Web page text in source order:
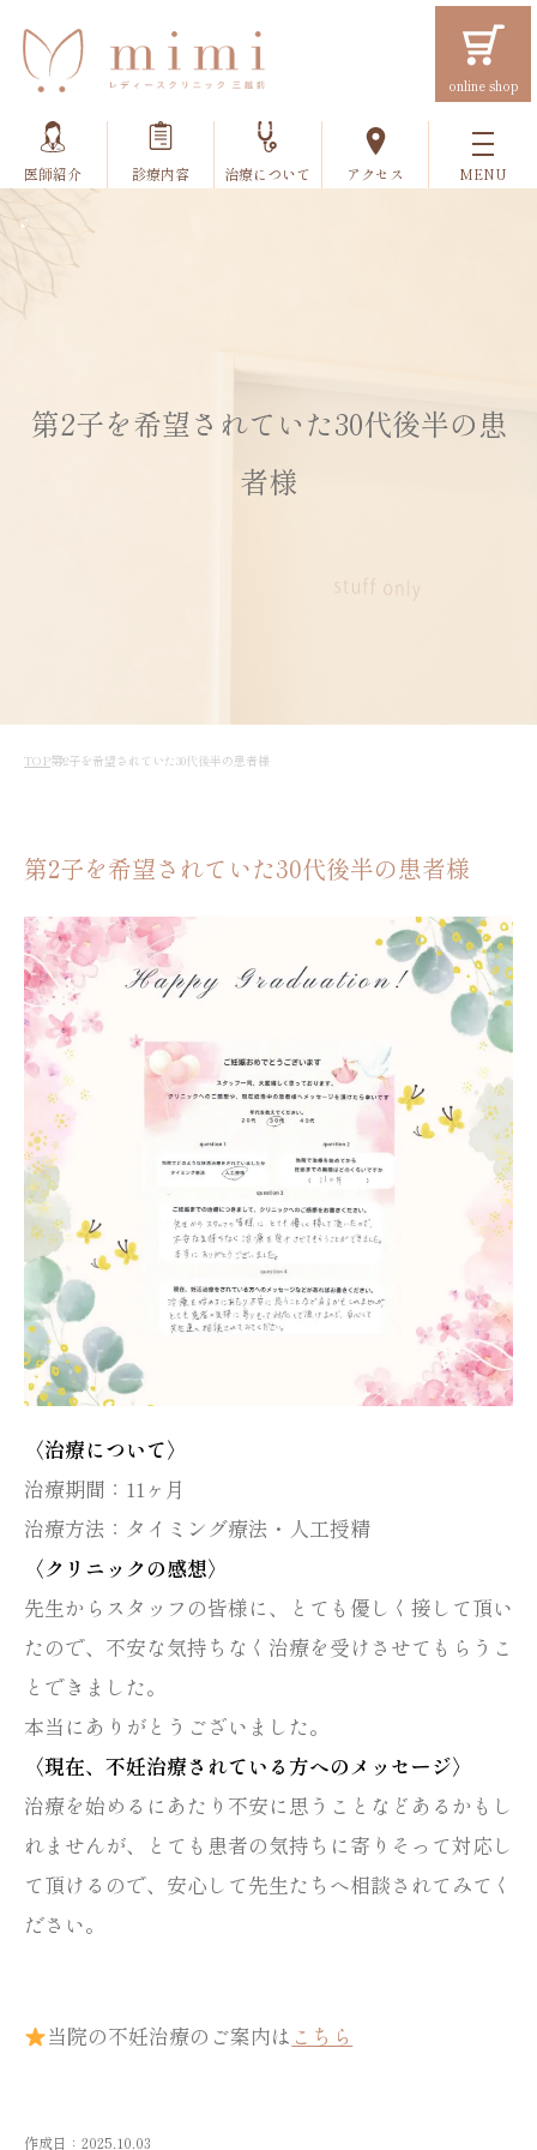
医師紹介 診療内容 治療について アクセス
online shop
第2子を希望されていた30代後半の患
者様
TOP第2子を希望されていた30代後半の患者様
第2子を希望されていた30代後半の患者様
〈治療について〉
治療期間：11ヶ月
治療方法：タイミング療法・人工授精
〈クリニックの感想〉
先生からスタッフの皆様に、とても優しく接して頂い
たので、不安な気持ちなく治療を受けさせてもらうこ
とできました。
本当にありがとうございました。
〈現在、不妊治療されている方へのメッセージ〉
治療を始めるにあたり不安に思うことなどあるかもし
れませんが、とても患者の気持ちに寄りそって対応し
て頂けるので、安心して先生たちへ相談されてみてく
ださい。
当院の不妊治療のご案内は こちら
作成日：2025.10.03